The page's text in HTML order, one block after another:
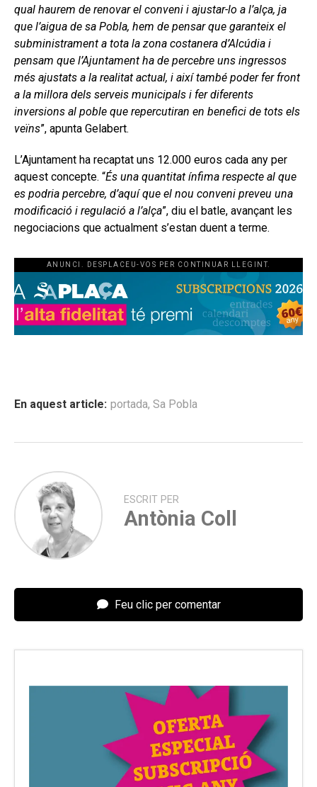
qual haurem de renovar el conveni i ajustar-lo a l’alça, ja
que l’aigua de sa Pobla, hem de pensar que garanteix el
subministrament a tota la zona costanera d’Alcúdia i
pensam que l’Ajuntament ha de percebre uns ingressos
més ajustats a la realitat actual, i així també poder fer front
a la millora dels serveis municipals i fer diferents
inversions al poble que repercutiran en benefici de tots els
veïns”, apunta Gelabert.
L’Ajuntament ha recaptat uns 12.000 euros cada any per
aquest concepte. “És una quantitat ínfima respecte al que
es podria percebre, d’aquí que el nou conveni preveu una
modificació i regulació a l’alça”, diu el batle, avançant les
negociacions que actualment s’estan duent a terme.
ANUNCI. DESPLACEU-VOS PER CONTINUAR LLEGINT.
En aquest article: portada, Sa Pobla
ESCRIT PER
Antònia Coll
Feu clic per comentar